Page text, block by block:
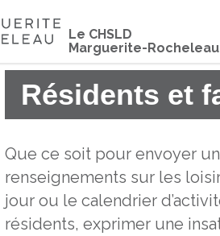
Le CHSLD
Marguerite-Rocheleau
Résidents et
Que ce soit pour envoyer
renseignements sur les
jour ou le calendrier
résidents, exprimer une